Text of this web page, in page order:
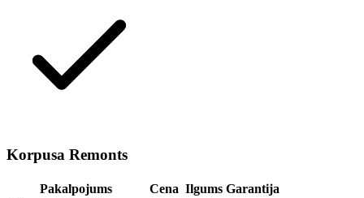
Korpusa Remonts
Pakalpojums Cena Ilgums Garantija